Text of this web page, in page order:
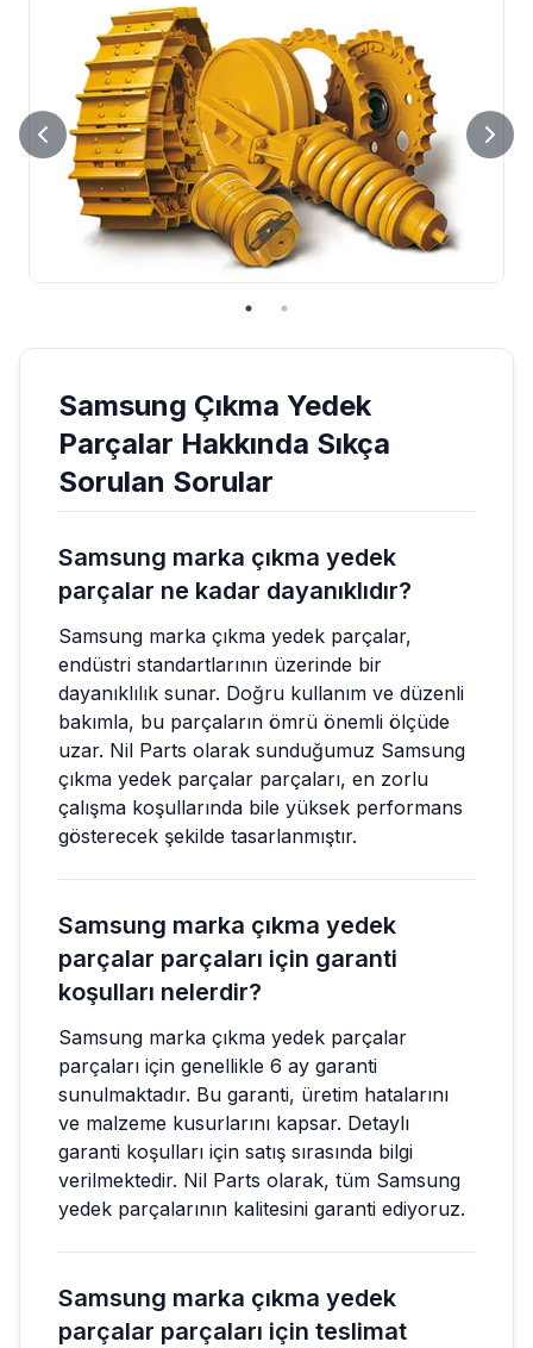
Samsung Çıkma Yedek
Parçalar Hakkında Sıkça
Sorulan Sorular
Samsung marka çıkma yedek
parçalar ne kadar dayanıklıdır?
Samsung marka çıkma yedek parçalar,
endüstri standartlarının üzerinde bir
dayanıklılık sunar. Doğru kullanım ve düzenli
bakımla, bu parçaların ömrü önemli ölçüde
uzar. Nil Parts olarak sunduğumuz Samsung
çıkma yedek parçalar parçaları, en zorlu
çalışma koşullarında bile yüksek performans
gösterecek şekilde tasarlanmıştır.
Samsung marka çıkma yedek
parçalar parçaları için garanti
koşulları nelerdir?
Samsung marka çıkma yedek parçalar
parçaları için genellikle 6 ay garanti
sunulmaktadır. Bu garanti, üretim hatalarını
ve malzeme kusurlarını kapsar. Detaylı
garanti koşulları için satış sırasında bilgi
verilmektedir. Nil Parts olarak, tüm Samsung
yedek parçalarının kalitesini garanti ediyoruz.
Samsung marka çıkma yedek
parçalar parçaları için teslimat